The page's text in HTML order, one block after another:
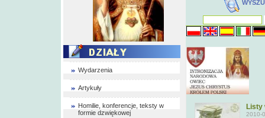
Wydarzenia
Artykuły
Homilie, konferencje, teksty w
formie dzwiękowej
Listy
2010-